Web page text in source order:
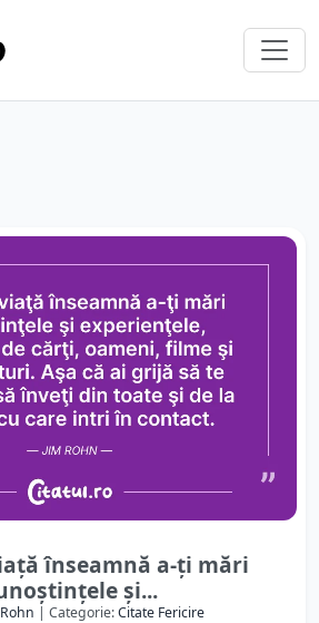
înseamnă a-ţi mări
şi...
| Categorie:Citate Fericire